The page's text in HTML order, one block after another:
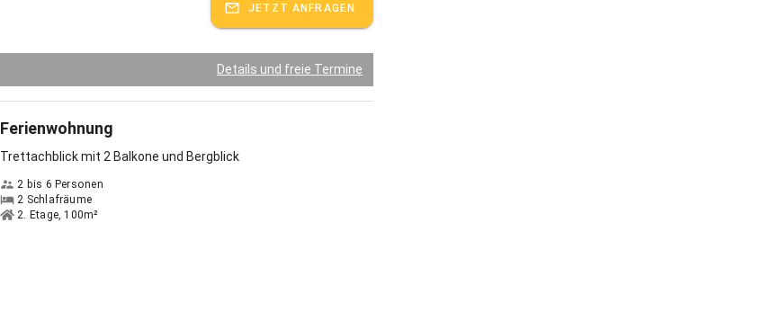
JETZT ANFRAGEN
Details und freie Termine
Ferienwohnung
Trettachblick mit 2 Balkone und Bergblick
2 bis 6 Personen
2 Schlafräume
2. Etage, 100m²